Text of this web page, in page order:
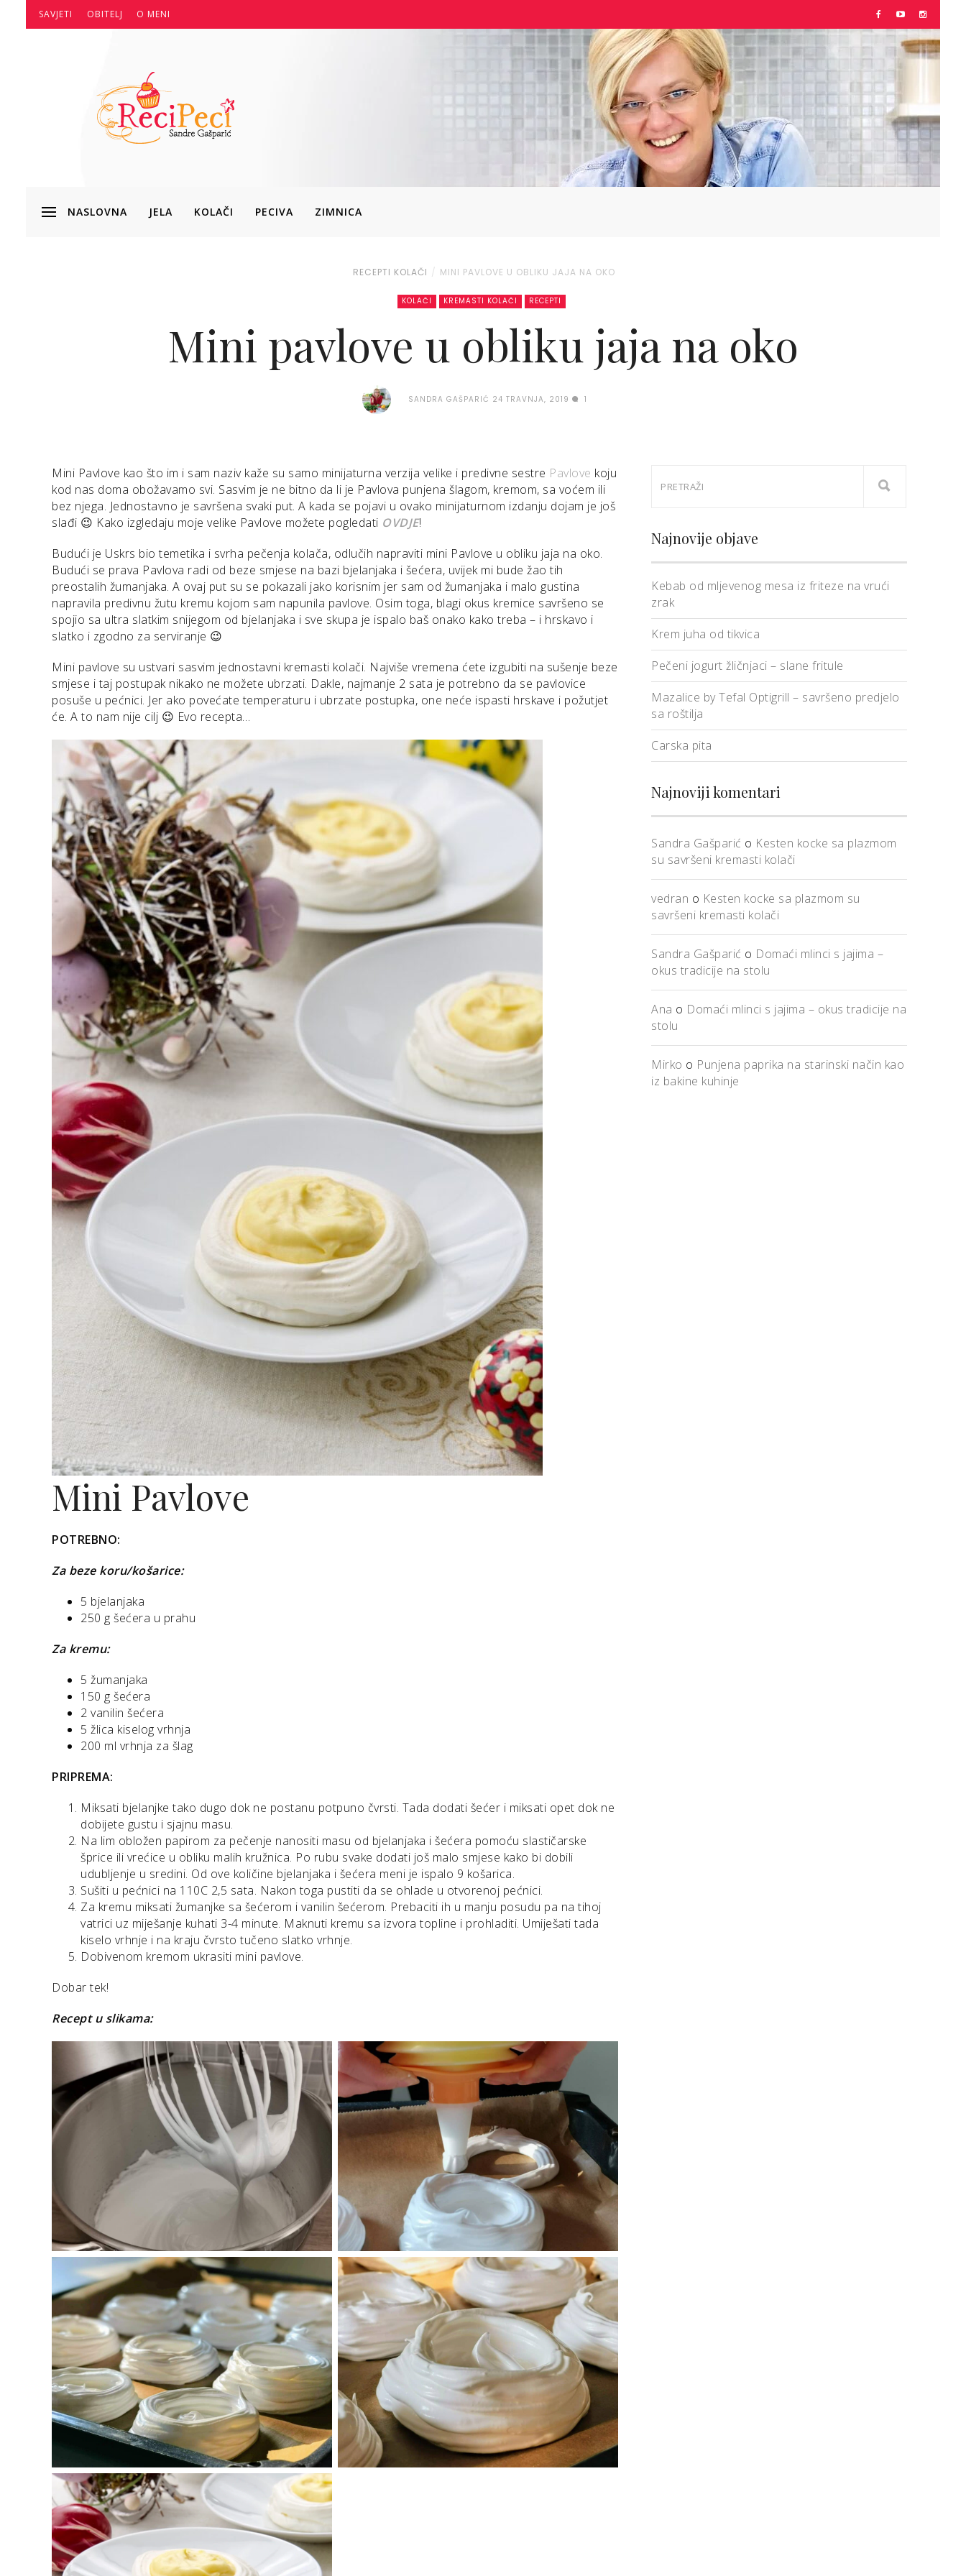
SAVJETI OBITELJ O MENI
NASLOVNA JELA KOLAČI PECIVA ZIMNICA
RECEPTI KOLAČI MINI PAVLOVE U OBLIKU JAJA NA OKO
KOLAČI KREMASTI KOLAČI RECEPTI
Mini pavlove u obliku jaja na oko
SANDRA GAŠPARIĆ 24 TRAVNJA, 2019 1
Mini Pavlove kao što im i sam naziv kaže su samo minijaturna verzija velike i predivne sestre Pavlove koju
kod nas doma obožavamo svi. Sasvim je ne bitno da li je Pavlova punjena šlagom, kremom, sa voćem ili
bez njega. Jednostavno je savršena svaki put. A kada se pojavi u ovako minijaturnom izdanju dojam je još
slađi 😉 Kako izgledaju moje velike Pavlove možete pogledati OVDJE!
Budući je Uskrs bio temetika i svrha pečenja kolača, odlučih napraviti mini Pavlove u obliku jaja na oko.
Budući se prava Pavlova radi od beze smjese na bazi bjelanjaka i šećera, uvijek mi bude žao tih
preostalih žumanjaka. A ovaj put su se pokazali jako korisnim jer sam od žumanjaka i malo gustina
napravila predivnu žutu kremu kojom sam napunila pavlove. Osim toga, blagi okus kremice savršeno se
spojio sa ultra slatkim snijegom od bjelanjaka i sve skupa je ispalo baš onako kako treba – i hrskavo i
slatko i zgodno za serviranje 😉
Mini pavlove su ustvari sasvim jednostavni kremasti kolači. Najviše vremena ćete izgubiti na sušenje beze
smjese i taj postupak nikako ne možete ubrzati. Dakle, najmanje 2 sata je potrebno da se pavlovice
posuše u pećnici. Jer ako povećate temperaturu i ubrzate postupka, one neće ispasti hrskave i požutjet
će. A to nam nije cilj 😉 Evo recepta…
Mini Pavlove
POTREBNO:
Za beze koru/košarice:
5 bjelanjaka
250 g šećera u prahu
Za kremu:
5 žumanjaka
150 g šećera
2 vanilin šećera
5 žlica kiselog vrhnja
200 ml vrhnja za šlag
PRIPREMA:
Miksati bjelanjke tako dugo dok ne postanu potpuno čvrsti. Tada dodati šećer i miksati opet dok ne
dobijete gustu i sjajnu masu.
Na lim obložen papirom za pečenje nanositi masu od bjelanjaka i šećera pomoću slastičarske
šprice ili vrećice u obliku malih kružnica. Po rubu svake dodati još malo smjese kako bi dobili
udubljenje u sredini. Od ove količine bjelanjaka i šećera meni je ispalo 9 košarica.
Sušiti u pećnici na 110C 2,5 sata. Nakon toga pustiti da se ohlade u otvorenoj pećnici.
Za kremu miksati žumanjke sa šećerom i vanilin šećerom. Prebaciti ih u manju posudu pa na tihoj
vatrici uz miješanje kuhati 3-4 minute. Maknuti kremu sa izvora topline i prohladiti. Umiješati tada
kiselo vrhnje i na kraju čvrsto tučeno slatko vrhnje.
Dobivenom kremom ukrasiti mini pavlove.
Dobar tek!
Recept u slikama:
Najnovije objave
Kebab od mljevenog mesa iz friteze na vrući
zrak
Krem juha od tikvica
Pečeni jogurt žličnjaci – slane fritule
Mazalice by Tefal Optigrill – savršeno predjelo
sa roštilja
Carska pita
Najnoviji komentari
Sandra Gašparić o Kesten kocke sa plazmom
su savršeni kremasti kolači
vedran o Kesten kocke sa plazmom su
savršeni kremasti kolači
Sandra Gašparić o Domaći mlinci s jajima –
okus tradicije na stolu
Ana o Domaći mlinci s jajima – okus tradicije na
stolu
Mirko o Punjena paprika na starinski način kao
iz bakine kuhinje